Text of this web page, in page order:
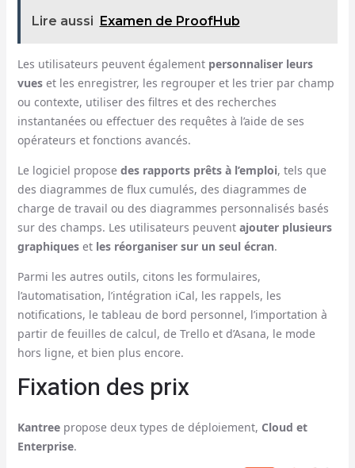
Lire aussi Examen de ProofHub
Les utilisateurs peuvent également personnaliser leurs
vueset les enregistrer, les regrouper et les trier par champ
ou contexte, utiliser des filtres et des recherches
instantanées ou effectuer des requêtes à l’aide de ses
opérateurs et fonctions avancés.
Le logiciel propose des rapports prêts à l’emploi, tels que
des diagrammes de flux cumulés, des diagrammes de
charge de travail ou des diagrammes personnalisés basés
sur des champs. Les utilisateurs peuvent ajouter plusieurs
graphiqueset les réorganiser sur un seul écran.
Parmi les autres outils, citons les formulaires,
l’automatisation, l’intégration iCal, les rappels, les
notifications, le tableau de bord personnel, l’importation à
partir de feuilles de calcul, de Trello et d’Asana, le mode
hors ligne, et bien plus encore.
Fixation des prix
Kantreepropose deux types de déploiement, Cloud et
Enterprise.